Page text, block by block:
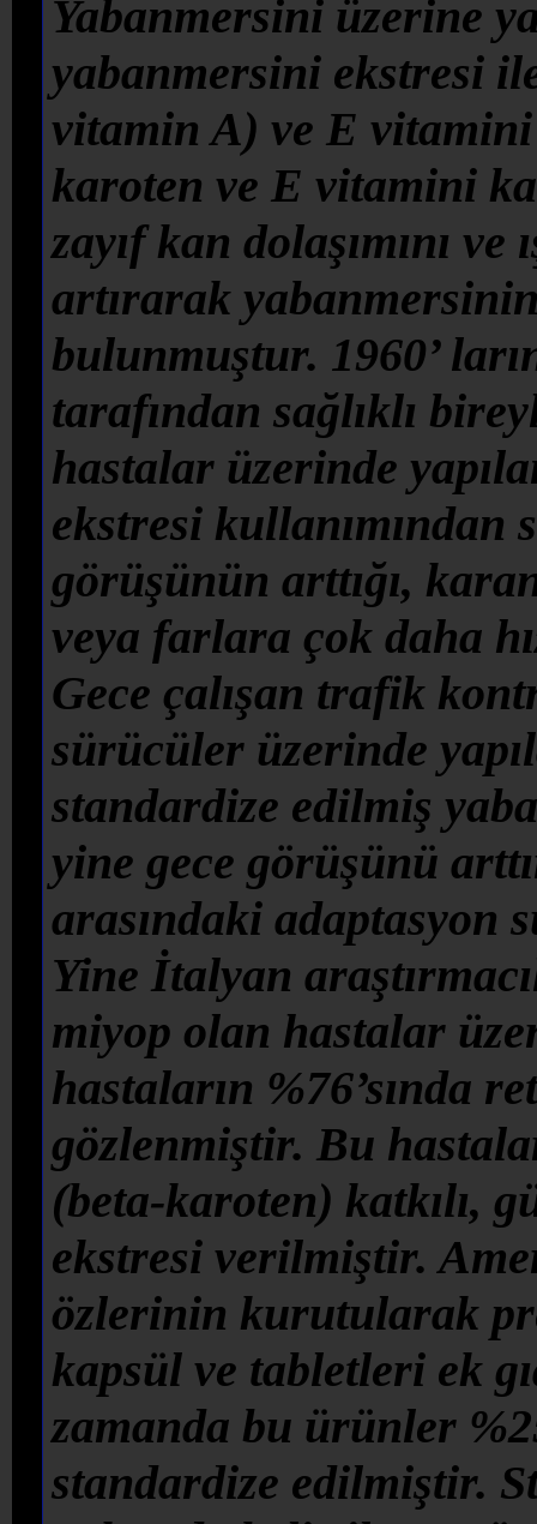
Yabanmersini üzerine
yabanmersini ekstresi
vitamin A) ve E
karoten ve E vitamini
zayıf kan dolaşımını ve
artırarak
bulunmuştur. 1960’
tarafından sağlıklı
hastalar üzerinde
ekstresi kullanımından
görüşünün arttığı,
veya farlara çok daha
Gece çalışan trafik
sürücüler üzerinde
standardize edilmiş
yine gece görüşünü
arasındaki adaptasyon
Yine İtalyan
miyop olan hastalar
hastaların %76’sında
gözlenmiştir. Bu
(beta-karoten) katkılı,
ekstresi verilmiştir.
özlerinin kurutularak
kapsül ve tabletleri ek
zamanda bu ürünler
standardize edilmiştir.